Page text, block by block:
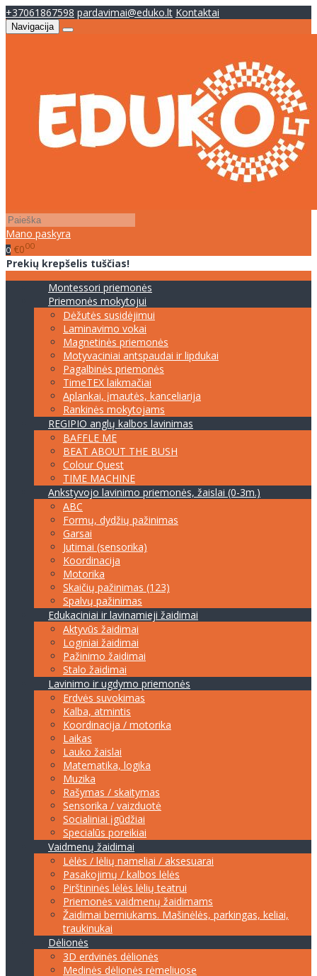
+37061867598 pardavimai@eduko.lt Kontaktai
Navigacija
Mano paskyra
0 €000
Prekių krepšelis tuščias!
Montessori priemonės
Priemonės mokytojui
Dėžutės susidėjimui
Laminavimo vokai
Magnetinės priemonės
Motyvaciniai antspaudai ir lipdukai
Pagalbinės priemonės
TimeTEX laikmačiai
Aplankai, įmautės, kanceliarija
Rankinės mokytojams
REGIPIO anglų kalbos lavinimas
BAFFLE ME
BEAT ABOUT THE BUSH
Colour Quest
TIME MACHINE
Ankstyvojo lavinimo priemonės, žaislai (0-3m.)
ABC
Formų, dydžių pažinimas
Garsai
Jutimai (sensorika)
Koordinacija
Motorika
Skaičių pažinimas (123)
Spalvų pažinimas
Edukaciniai ir lavinamieji žaidimai
Aktyvūs žaidimai
Loginiai žaidimai
Pažinimo žaidimai
Stalo žaidimai
Lavinimo ir ugdymo priemonės
Erdvės suvokimas
Kalba, atmintis
Koordinacija / motorika
Laikas
Lauko žaislai
Matematika, logika
Muzika
Rašymas / skaitymas
Sensorika / vaizduotė
Socialiniai įgūdžiai
Specialūs poreikiai
Vaidmenų žaidimai
Lėlės / lėlių nameliai / aksesuarai
Pasakojimų / kalbos lėlės
Pirštininės lėlės lėlių teatrui
Priemonės vaidmenų žaidimams
Žaidimai berniukams. Mašinėlės, parkingas, keliai,
traukinukai
Dėlionės
3D erdvinės dėlionės
Medinės dėlionės rėmeliuose